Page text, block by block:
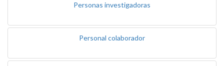
Personas investigadoras
Personal colaborador